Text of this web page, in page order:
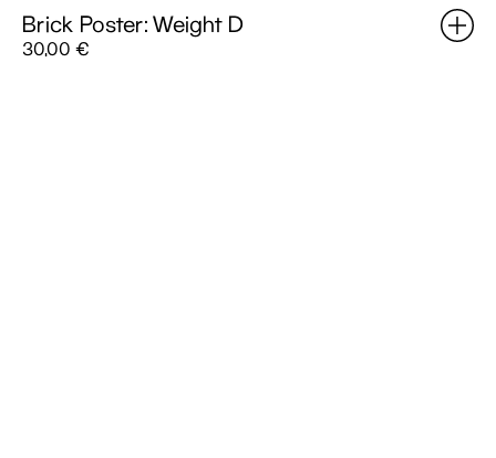
Brick Poster: Weight D
30,00 €